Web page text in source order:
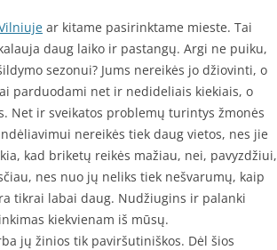
ar kitame pasirinktame mieste. Tai
daug laiko ir pastangų. Argi ne puiku,
sezonui? Jums nereikės jo džiovinti, o
parduodami net ir nedideliais kiekiais, o
Net ir sveikatos problemų turintys žmonės
nereikės tiek daug vietos, nes jie
kad briketų reikės mažiau, nei, pavyzdžiui,
nes nuo jų neliks tiek nešvarumų, kaip
tikrai labai daug. Nudžiugins ir palanki
kiekvienam iš mūsų.
jų žinios tik paviršutiniškos. Dėl šios